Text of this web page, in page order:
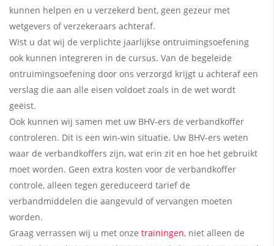
kunnen helpen en u verzekerd bent, geen gezeur met
wetgevers of verzekeraars achteraf.
Wist u dat wij de verplichte jaarlijkse ontruimingsoefening
ook kunnen integreren in de cursus. Van de begeleide
ontruimingsoefening door ons verzorgd krijgt u achteraf een
verslag die aan alle eisen voldoet zoals in de wet wordt
geëist.
Ook kunnen wij samen met uw BHV-ers de verbandkoffer
controleren. Dit is een win-win situatie. Uw BHV-ers weten
waar de verbandkoffers zijn, wat erin zit en hoe het gebruikt
moet worden. Geen extra kosten voor de verbandkoffer
controle, alleen tegen gereduceerd tarief de
verbandmiddelen die aangevuld of vervangen moeten
worden.
Graag verrassen wij u met onze trainingen, niet alleen de